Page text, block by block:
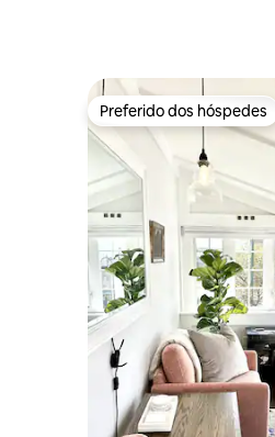
Preferido dos hóspedes
Preferido dos hóspedes